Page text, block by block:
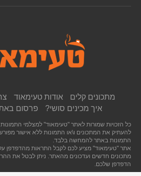
מתכונים קלים אודות טעימאוד
איך מכינים סושי?
פרסום
כל הזכויות שמורות לאתר "טעימאוד" למצלמי התמונות
להעתיק את המתכונים ו\או התמונות ללא אישור
התמונות באתר להמחשה בלבד.
אתר "טעימאוד" מציע לכם לקבל התראות מהדפדפן
מתכונים חדשים ועדכונים מהאתר. ניתן לבטל את
הדפדפן שלכם.